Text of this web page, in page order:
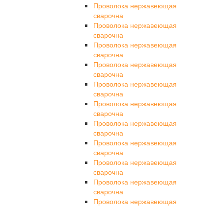
Проволока нержавеющая
сварочна
Проволока нержавеющая
сварочна
Проволока нержавеющая
сварочна
Проволока нержавеющая
сварочна
Проволока нержавеющая
сварочна
Проволока нержавеющая
сварочна
Проволока нержавеющая
сварочна
Проволока нержавеющая
сварочна
Проволока нержавеющая
сварочна
Проволока нержавеющая
сварочна
Проволока нержавеющая